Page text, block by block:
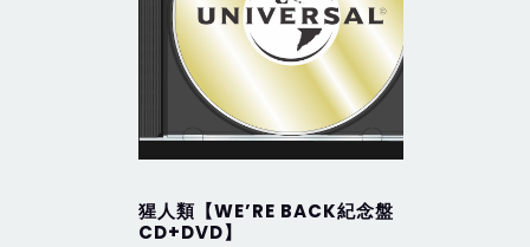
猩人類【WE’RE BACK紀念盤
CD+DVD】